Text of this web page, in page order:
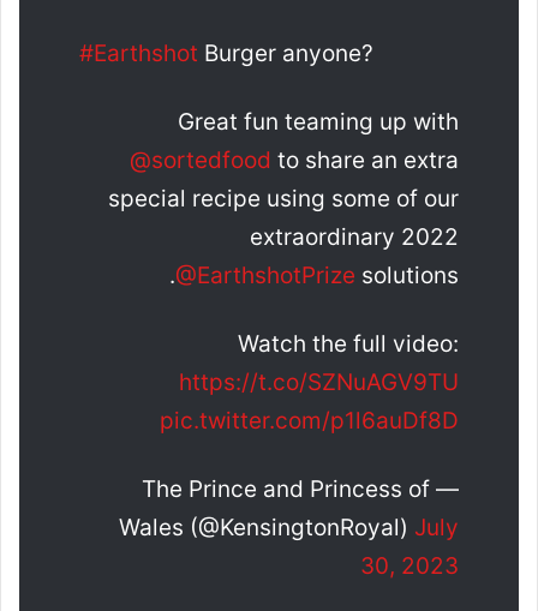
#Earthshot Burger anyone?
Great fun teaming up with
@sortedfood to share an extra
special recipe using some of our
extraordinary 2022
@EarthshotPrize solutions.
Watch the full video:
https://t.co/SZNuAGV9TU
pic.twitter.com/p1l6auDf8D
— The Prince and Princess of
Wales (@KensingtonRoyal) July
30, 2023